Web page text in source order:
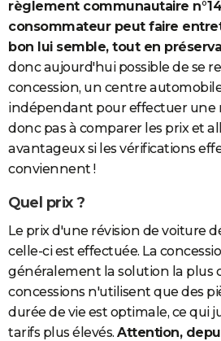
règlement communautaire
consommateur peut faire
bon lui semble, tout en
donc aujourd'hui possible de se
concession, un centre
indépendant pour effectuer une
donc pas à comparer les prix et
avantageux si les vérifications
conviennent !
Quel prix ?
Le prix d'une révision de voiture
celle-ci est effectuée. La
généralement la solution la plus
concessions n'utilisent que des
durée de vie est optimale, ce qui
tarifs plus élevés. Attention,